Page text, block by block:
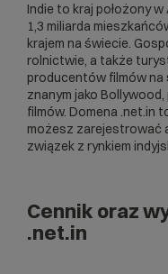
Indie to kraj położony
1,3 miliarda
krajem na świecie.
rolnictwie, a także
producentów filmów na
znanym jako
filmów. Domena .net.in
możesz zarejestrować
związek z rynkiem
Cennik oraz
.net.in